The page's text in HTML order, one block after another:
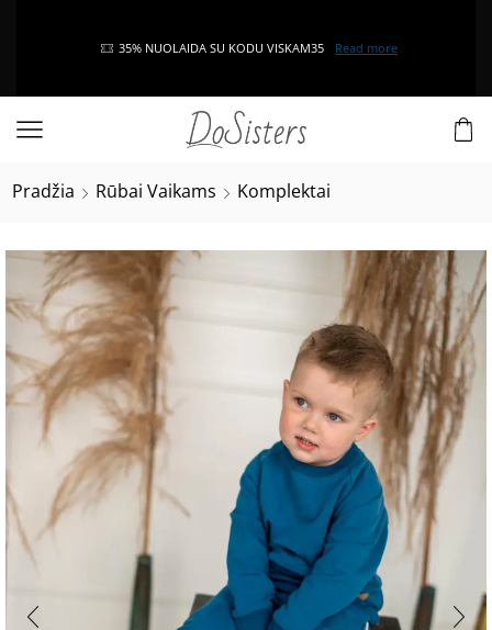
35% NUOLAIDA SU KODU VISKAM35 Read more
Pradžia Rūbai Vaikams Komplektai